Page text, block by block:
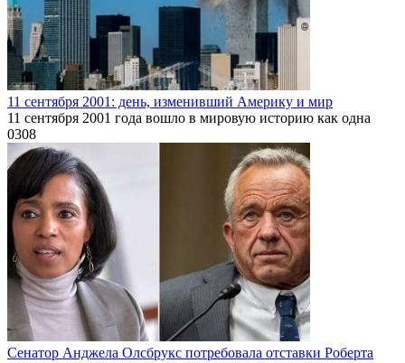
11 сентября 2001: день, изменивший Америку и мир
11 сентября 2001 года вошло в мировую историю как одна
0308
Сенатор Анджела Олсбрукс потребовала отставки Роберта